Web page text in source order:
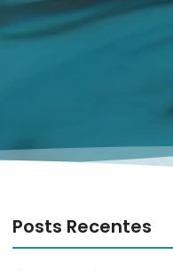
Posts Recentes